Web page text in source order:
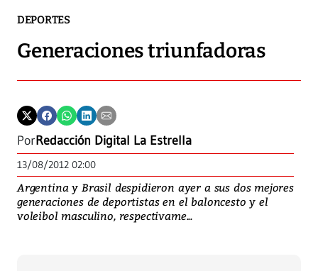
DEPORTES
Generaciones triunfadoras
PorRedacción Digital La Estrella
13/08/2012 02:00
Argentina y Brasil despidieron ayer a sus dos mejores
generaciones de deportistas en el baloncesto y el
voleibol masculino, respectivame...